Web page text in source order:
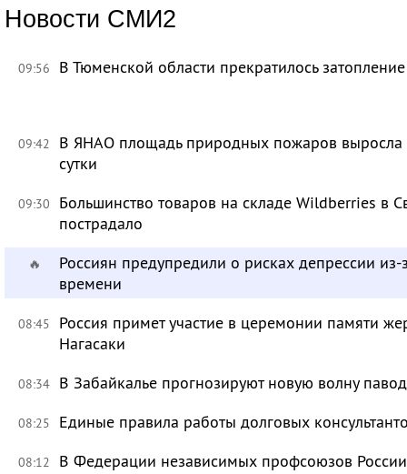
Новости СМИ2
09:56 В Тюменской области прекратилось
09:42
В ЯНАО площадь природных пожаров выросла
сутки
09:30
Большинство товаров на складе Wildberries в
пострадало
🔥
Россиян предупредили о рисках депрессии из-
времени
08:45
Россия примет участие в церемонии памяти
Нагасаки
08:34 В Забайкалье прогнозируют новую волну
08:25 Единые правила работы долговых
08:12
В Федерации независимых профсоюзов